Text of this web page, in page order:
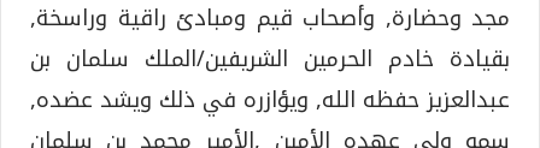
مجد وحضارة, وأصحاب قيم ومبادئ راقية وراسخة,
بقيادة خادم الحرمين الشريفين/الملك سلمان بن
عبدالعزيز حفظه الله, ويؤازره في ذلك ويشد عضده,